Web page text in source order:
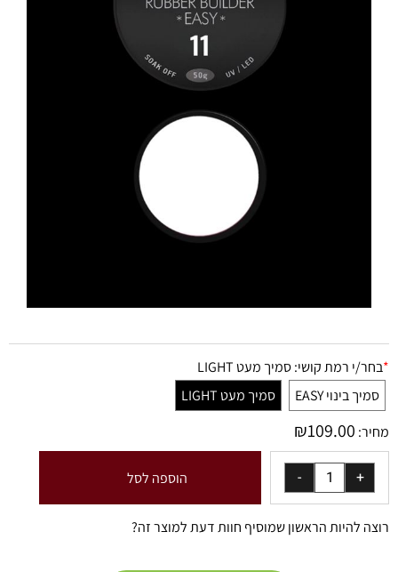
*בחר/י רמת קושי:סמיך מעט LIGHT
סמיך בינוי EASY
סמיך מעט LIGHT
מחיר:
₪109.00
הוספה לסל
רוצה להיות הראשון שמוסיף חוות דעת למוצר זה?